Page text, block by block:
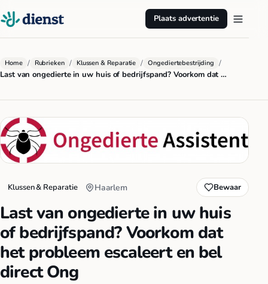
Plaats advertentie
Home / Rubrieken / Klussen & Reparatie / Ongediertebestrijding /
Last van ongedierte in uw huis of bedrijfspand? Voorkom dat …
Klussen & Reparatie Haarlem Bewaar
Last van ongedierte in uw huis
of bedrijfspand? Voorkom dat
het probleem escaleert en bel
direct Ong